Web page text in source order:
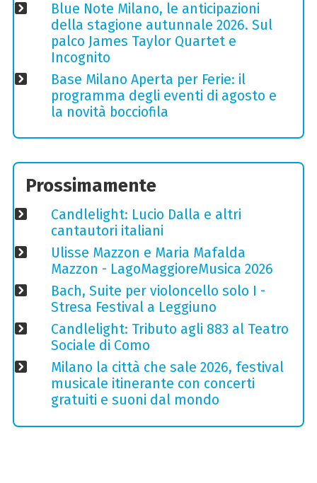
Blue Note Milano, le anticipazioni
della stagione autunnale 2026. Sul
palco James Taylor Quartet e
Incognito
Base Milano Aperta per Ferie: il
programma degli eventi di agosto e
la novità bocciofila
Prossimamente
Candlelight: Lucio Dalla e altri
cantautori italiani
Ulisse Mazzon e Maria Mafalda
Mazzon - LagoMaggioreMusica 2026
Bach, Suite per violoncello solo I -
Stresa Festival a Leggiuno
Candlelight: Tributo agli 883 al Teatro
Sociale di Como
Milano la città che sale 2026, festival
musicale itinerante con concerti
gratuiti e suoni dal mondo